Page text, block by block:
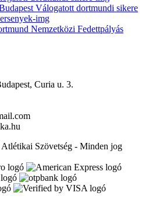
Válogatott dortmundi sikere
Nemzetközi Fedettpályás
Curia u. 3.
Szövetség - Minden jog